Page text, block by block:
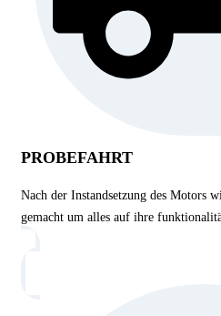
PROBEFAHRT
Nach der Instandsetzung des Motors
gemacht um alles auf ihre